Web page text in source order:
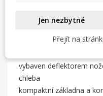
vyroben z potravinářské
regulace tloušťky plátku
vybaven deflektorem
chleba
kompaktní základna a
Jen nezbytné
Přejít na